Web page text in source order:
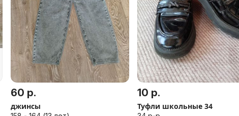
60 р.
джинсы
10 р.
Туфли школьные 34